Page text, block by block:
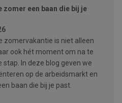
zomer een baan die bij je
zomervakantie is niet alleen
ook hét moment om na te
In deze blog geven we
op de arbeidsmarkt en
baan die bij je past.